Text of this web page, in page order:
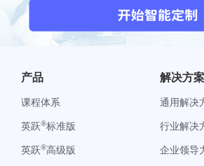
产品
课程体系
英跃®标准版
英跃®高级版
解决方案
通用解决
行业解决
企业领导